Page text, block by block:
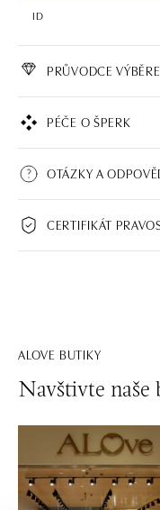
ID
PRŮVODCE
PÉČE O ŠPERK
OTÁZKY A
CERTIFIKÁT
ALOVE BUTIKY
Navštivte naše